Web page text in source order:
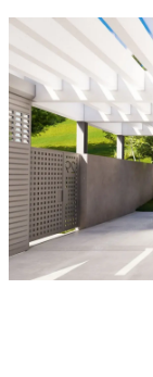
Gorun | 422 м²
Крым, г. Симферополь, с. Мирное
Villa Rakodia |
644 м²
Крым, г. Симферополь, с. Мирное